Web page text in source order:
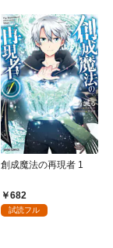
創成魔法の再現者 1
682
試読フル